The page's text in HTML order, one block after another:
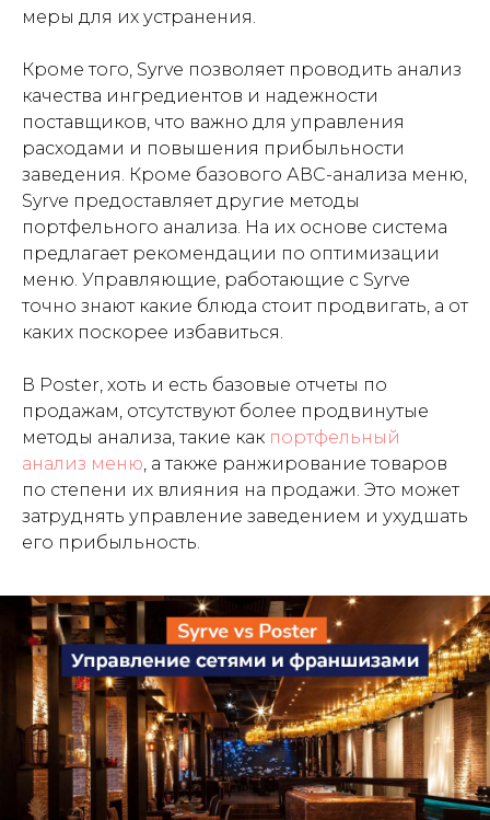
меры для их устранения.
Кроме того, Syrve позволяет проводить анализ
качества ингредиентов и надежности
поставщиков, что важно для управления
расходами и повышения прибыльности
заведения. Кроме базового АВС-анализа меню,
Syrve предоставляет другие методы
портфельного анализа. На их основе система
предлагает рекомендации по оптимизации
меню. Управляющие, работающие с Syrve
точно знают какие блюда стоит продвигать, а от
каких поскорее избавиться.
В Poster, хоть и есть базовые отчеты по
продажам, отсутствуют более продвинутые
методы анализа, такие как портфельный
анализ меню, а также ранжирование товаров
по степени их влияния на продажи. Это может
затруднять управление заведением и ухудшать
его прибыльность.